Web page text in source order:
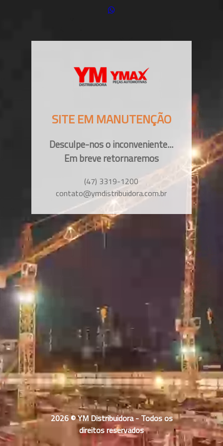
SITE EM MANUTENÇÃO
Desculpe-nos o inconveniente...
Em breve retornaremos
(47) 3319-1200
contato@ymdistribuidora.com.br
2026 © YM Distribuidora - Todos os
direitos reservados